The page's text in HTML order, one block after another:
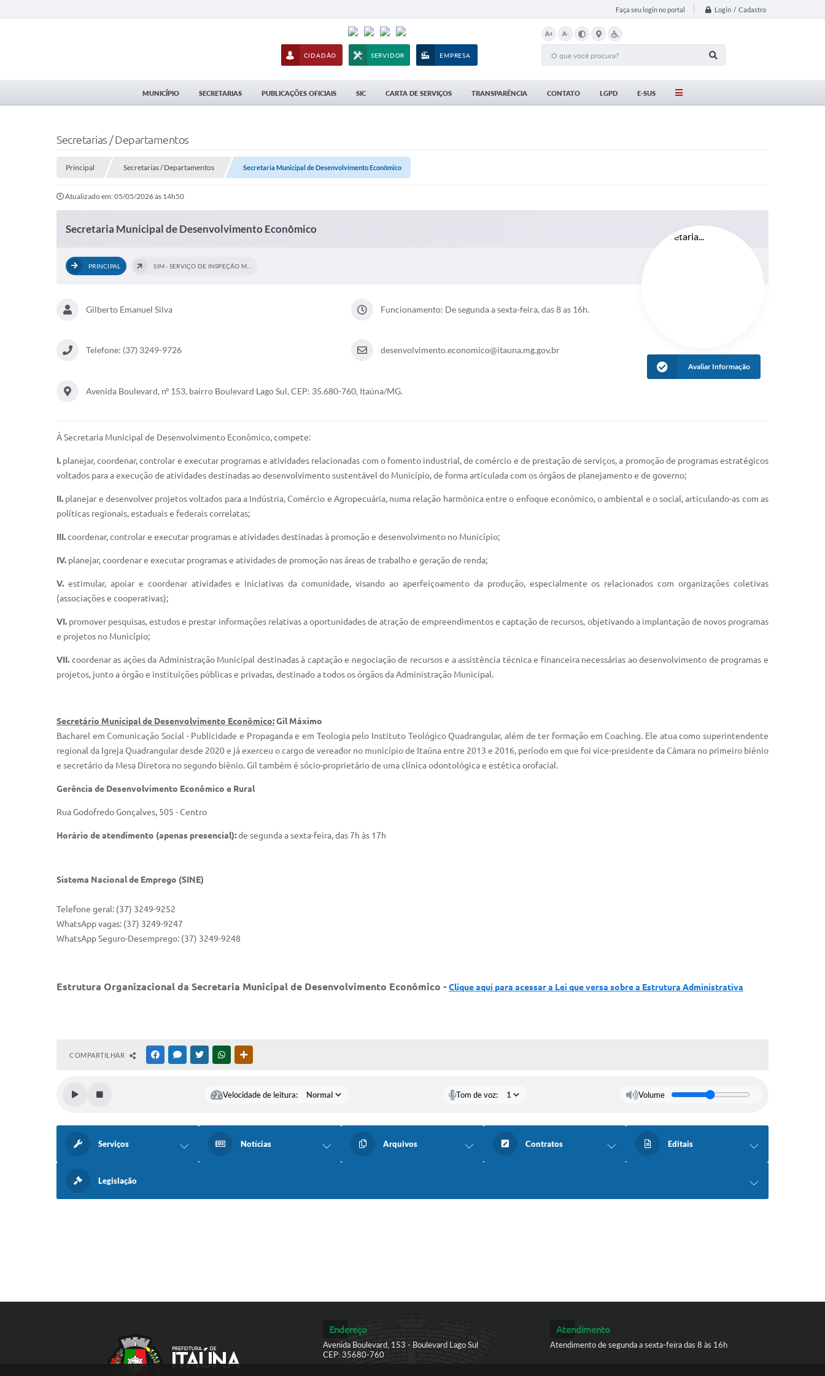
Faça seu login no portal Login / Cadastro
CIDADÃO SERVIDOR EMPRESA
A+ A-
MUNICÍPIO SECRETARIAS PUBLICAÇÕES OFICIAIS SIC CARTA DE SERVIÇOS TRANSPARÊNCIA CONTATO LGPD E-SUS
Secretarias / Departamentos
Principal Secretarias / Departamentos Secretaria Municipal de Desenvolvimento Econômico
Atualizado em: 05/05/2026 às 14h50
Secretaria Municipal de Desenvolvimento Econômico
PRINCIPAL
Gilberto Emanuel Silva Funcionamento: De segunda a sexta-feira, das 8 as 16h.
Telefone: (37) 3249-9726 desenvolvimento.economico@itauna.mg.gov.br
Avenida Boulevard, nº 153, bairro Boulevard Lago Sul, CEP: 35.680-760, Itaúna/MG.
Avaliar Informação
À Secretaria Municipal de Desenvolvimento Econômico, compete:
I. planejar, coordenar, controlar e executar programas e atividades relacionadas com o fomento industrial, de comércio e de prestação de serviços, a promoção de programas estratégicos
voltados para a execução de atividades destinadas ao desenvolvimento sustentável do Município, de forma articulada com os órgãos de planejamento e de governo;
II. planejar e desenvolver projetos voltados para a Indústria, Comércio e Agropecuária, numa relação harmônica entre o enfoque econômico, o ambiental e o social, articulando-as com as
políticas regionais, estaduais e federais correlatas;
III.coordenar, controlar e executar programas e atividades destinadas à promoção e desenvolvimento no Município;
IV. planejar, coordenar e executar programas e atividades de promoção nas áreas de trabalho e geração de renda;
V. estimular, apoiar e coordenar atividades e iniciativas da comunidade, visando ao aperfeiçoamento da produção, especialmente os relacionados com organizações coletivas
(associações e cooperativas);
VI. promover pesquisas, estudos e prestar informações relativas a oportunidades de atração de empreendimentos e captação de recursos, objetivando a implantação de novos programas
e projetos no Município;
VII. coordenar as ações da Administração Municipal destinadas à captação e negociação de recursos e a assistência técnica e financeira necessárias ao desenvolvimento de programas e
projetos, junto a órgão e instituições públicas e privadas, destinado a todos os órgãos da Administração Municipal.
Secretário Municipal de Desenvolvimento Econômico:Gil Máximo
Bacharel em Comunicação Social - Publicidade e Propaganda e em Teologia pelo Instituto Teológico Quadrangular, além de ter formação em Coaching. Ele atua como superintendente
regional da Igreja Quadrangular desde 2020 e já exerceu o cargo de vereador no município de Itaúna entre 2013 e 2016, período em que foi vice-presidente da Câmara no primeiro biênio
e secretário da Mesa Diretora no segundo biênio. Gil também é sócio-proprietário de uma clínica odontológica e estética orofacial.
Gerência de Desenvolvimento Econômico e Rural
Rua Godofredo Gonçalves, 505 - Centro
Horário de atendimento (apenas presencial):de segunda a sexta-feira, das 7h às 17h
Sistema Nacional de Emprego (SINE)
Telefone geral: (37) 3249-9252
WhatsApp vagas: (37) 3249-9247
WhatsApp Seguro-Desemprego: (37) 3249-9248
Estrutura Organizacional da Secretaria Municipal de Desenvolvimento Econômico - Clique aqui para acessar a Lei que versa sobre a Estrutura Administrativa
COMPARTILHAR FACEBOOKMESSENGER
TWITTERWHATSAPP
Velocidade de leitura: Tom de voz: Volume
Serviços Notícias Arquivos Contratos Editais
Legislação
Endereço
Avenida Boulevard, 153 - Boulevard Lago Sul
CEP: 35680-760
Atendimento
Atendimento de segunda a sexta-feira das 8 às 16h